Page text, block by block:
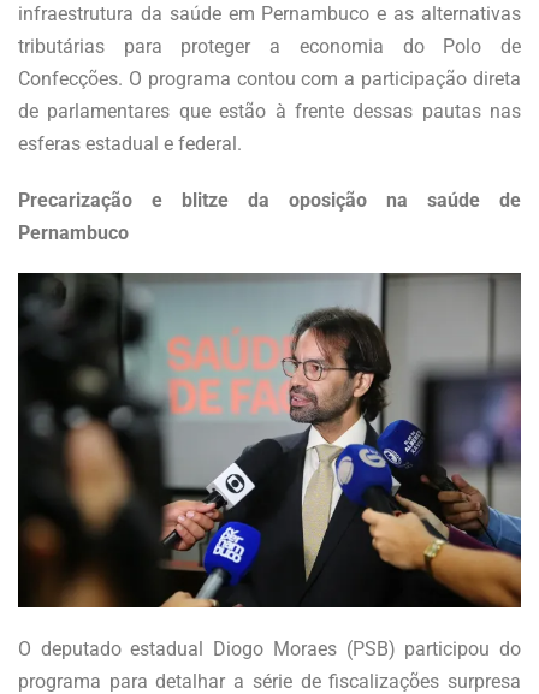
infraestrutura da saúde em Pernambuco e as alternativas
tributárias para proteger a economia do Polo de
Confecções. O programa contou com a participação direta
de parlamentares que estão à frente dessas pautas nas
esferas estadual e federal.
Precarização e blitze da oposição na saúde de
Pernambuco
O deputado estadual Diogo Moraes (PSB) participou do
programa para detalhar a série de fiscalizações surpresa